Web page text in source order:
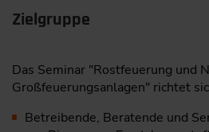
Zielgruppe
Das Seminar "Rostfeuerung und
Großfeuerungsanlagen" richtet
Betreibende, Beratende und